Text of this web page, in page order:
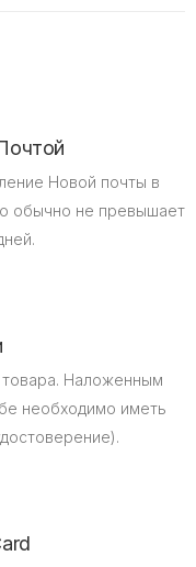
Новой почты в
обычно не превышает
Наложенным
необходимо иметь